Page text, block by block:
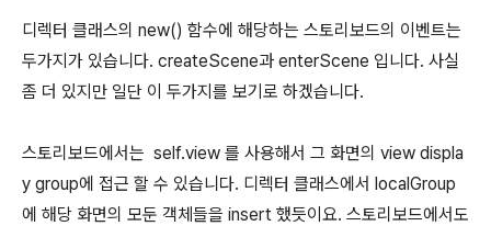
디렉터 클래스의 new() 함수에 해당하는 스토리보드의 이벤트는
두가지가 있습니다. createScene과 enterScene 입니다. 사실
좀 더 있지만 일단 이 두가지를 보기로 하겠습니다.
스토리보드에서는 self.view 를 사용해서 그 화면의 view displa
y group에 접근 할 수 있습니다. 디렉터 클래스에서 localGroup
에 해당 화면의 모둔 객체들을 insert 했듯이요. 스토리보드에서도